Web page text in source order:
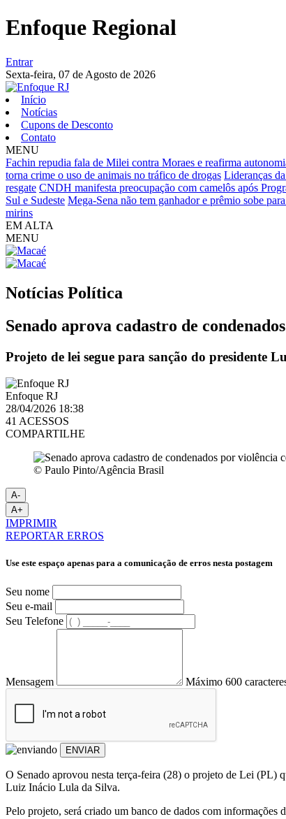
Enfoque Regional
Entrar
Sexta-feira, 07 de Agosto de 2026
Início
Notícias
Cupons de Desconto
Contato
MENU
Fachin repudia fala de Milei contra Moraes e reafirma
torna crime o uso de animais no tráfico de drogas Lideranças
resgate CNDH manifesta preocupação com camelôs após
Sul e Sudeste Mega-Sena não tem ganhador e prêmio sobe
mirins
EM ALTA
MENU
Notícias Política
Senado aprova cadastro de
Projeto de lei segue para sanção do presidente
Enfoque RJ
28/04/2026 18:38
41 ACESSOS
COMPARTILHE
© Paulo Pinto/Agência Brasil
A-
A+
IMPRIMIR
REPORTAR ERROS
Use este espaço apenas para a comunicação de erros nesta postagem
Seu nome
Seu e-mail
Seu Telefone
Mensagem Máximo 600
ENVIAR
O Senado aprovou nesta terça-feira (28) o projeto de Lei (PL)
Luiz Inácio Lula da Silva.
Pelo projeto, será criado um banco de dados com